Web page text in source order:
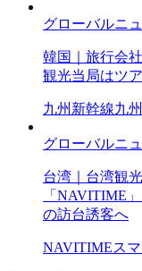
グローバルニ
韓国｜旅行会
観光当局はツ
九州新幹線九
グローバルニ
台湾｜台湾観
「NAVITIME
の訪台誘客へ
NAVITIMEス